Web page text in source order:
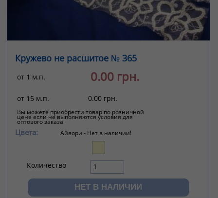
Кружево не расшитое № 365
от 1 м.п. 0.00 грн.
от 15 м.п. 0.00 грн.
Вы можете приобрести товар по розничной
цене если не выполняются условия для
оптового заказа
Цвета: Айвори - Нет в наличии!
Количество